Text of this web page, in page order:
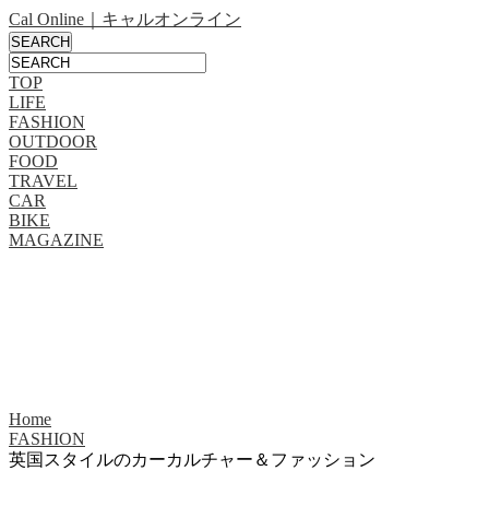
Cal Online｜キャルオンライン
TOP
LIFE
FASHION
OUTDOOR
FOOD
TRAVEL
CAR
BIKE
MAGAZINE
Home
FASHION
英国スタイルのカーカルチャー＆ファッション